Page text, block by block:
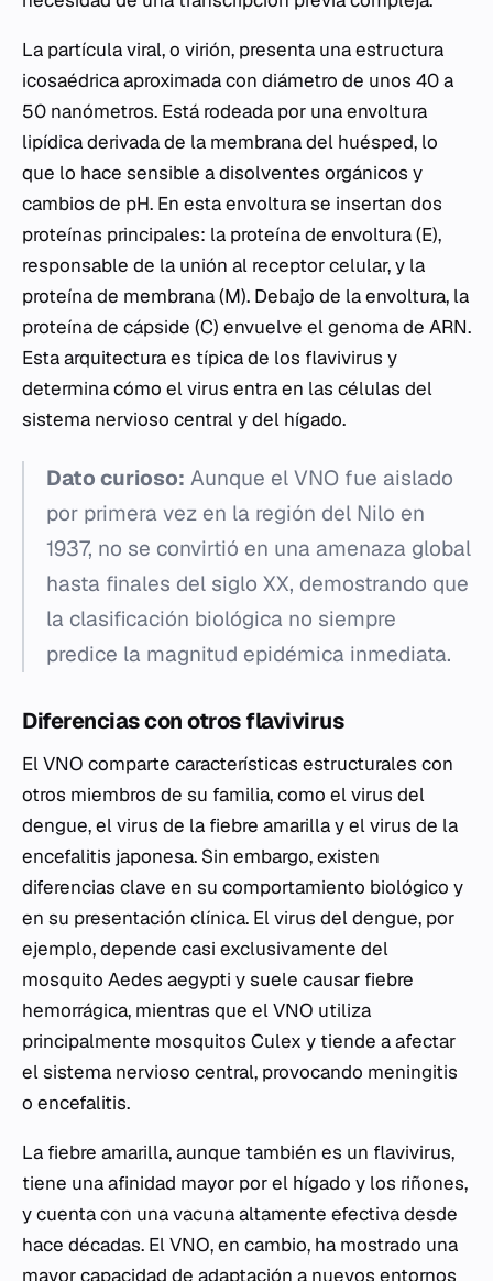
La partícula viral, o virión, presenta una estructura
icosaédrica aproximada con diámetro de unos 40 a
50 nanómetros. Está rodeada por una envoltura
lipídica derivada de la membrana del huésped, lo
que lo hace sensible a disolventes orgánicos y
cambios de pH. En esta envoltura se insertan dos
proteínas principales: la proteína de envoltura (E),
responsable de la unión al receptor celular, y la
proteína de membrana (M). Debajo de la envoltura, la
proteína de cápside (C) envuelve el genoma de ARN.
Esta arquitectura es típica de los flavivirus y
determina cómo el virus entra en las células del
sistema nervioso central y del hígado.
Dato curioso: Aunque el VNO fue aislado
por primera vez en la región del Nilo en
1937, no se convirtió en una amenaza global
hasta finales del siglo XX, demostrando que
la clasificación biológica no siempre
predice la magnitud epidémica inmediata.
Diferencias con otros flavivirus
El VNO comparte características estructurales con
otros miembros de su familia, como el virus del
dengue, el virus de la fiebre amarilla y el virus de la
encefalitis japonesa. Sin embargo, existen
diferencias clave en su comportamiento biológico y
en su presentación clínica. El virus del dengue, por
ejemplo, depende casi exclusivamente del
mosquito Aedes aegypti y suele causar fiebre
hemorrágica, mientras que el VNO utiliza
principalmente mosquitos Culex y tiende a afectar
el sistema nervioso central, provocando meningitis
o encefalitis.
La fiebre amarilla, aunque también es un flavivirus,
tiene una afinidad mayor por el hígado y los riñones,
y cuenta con una vacuna altamente efectiva desde
hace décadas. El VNO, en cambio, ha mostrado una
mayor capacidad de adaptación a nuevos entornos